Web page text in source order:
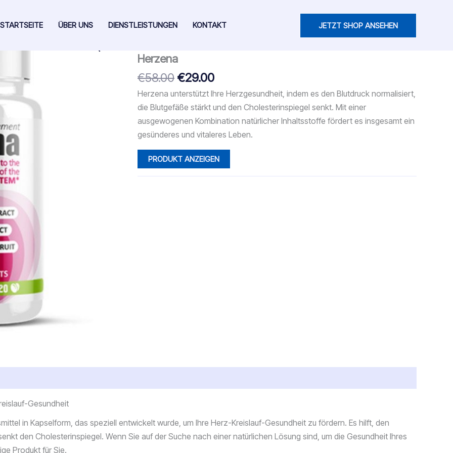
STARTSEITE ÜBER UNS DIENSTLEISTUNGEN KONTAKT JETZT SHOP ANSEHEN
Herzena
€58.00Ursprünglicher
Preis
war:
€58.00
€29.00Aktueller
Preis
ist:
€29.00.
Herzena unterstützt Ihre Herzgesundheit, indem es den Blutdruck normalisiert,
die Blutgefäße stärkt und den Cholesterinspiegel senkt. Mit einer
ausgewogenen Kombination natürlicher Inhaltsstoffe fördert es insgesamt ein
gesünderes und vitaleres Leben.
PRODUKT ANZEIGEN
Gesundheit
in Kapselform, das speziell entwickelt wurde, um Ihre Herz-Kreislauf-Gesundheit zu fördern. Es hilft, den
den Cholesterinspiegel. Wenn Sie auf der Suche nach einer natürlichen Lösung sind, um die Gesundheit Ihres
Produkt für Sie.